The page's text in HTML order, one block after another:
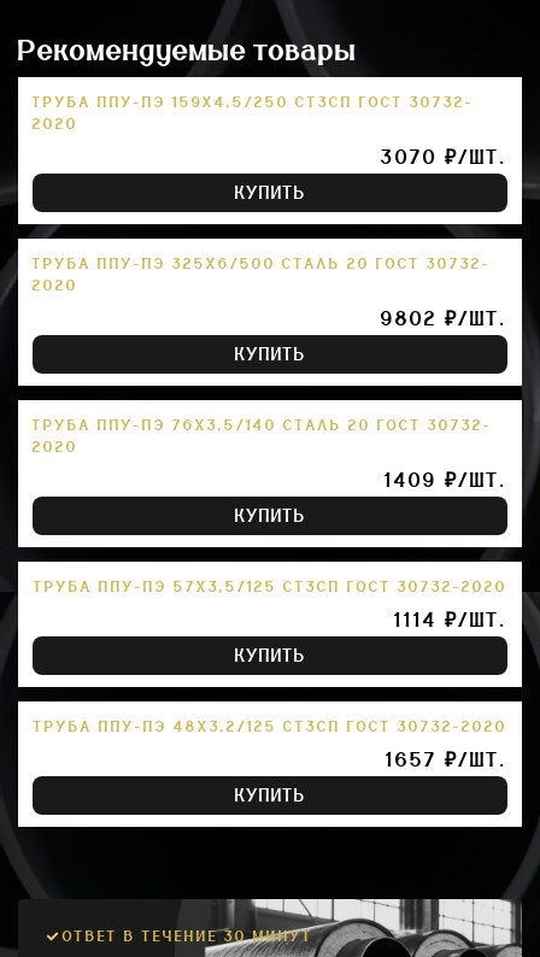
Рекомендуемые товары
ТРУБА ППУ-ПЭ 159Х4,5/250 СТ3СП ГОСТ 30732-
2020
3070 ₽/ШТ.
КУПИТЬ
ТРУБА ППУ-ПЭ 325Х6/500 СТАЛЬ 20 ГОСТ 30732-
2020
9802 ₽/ШТ.
КУПИТЬ
ТРУБА ППУ-ПЭ 76Х3,5/140 СТАЛЬ 20 ГОСТ 30732-
2020
1409 ₽/ШТ.
КУПИТЬ
ТРУБА ППУ-ПЭ 57Х3,5/125 СТ3СП ГОСТ 30732-2020
1114 ₽/ШТ.
КУПИТЬ
ТРУБА ППУ-ПЭ 48Х3,2/125 СТ3СП ГОСТ 30732-2020
1657 ₽/ШТ.
КУПИТЬ
ОТВЕТ В ТЕЧЕНИЕ 30 МИНУТ